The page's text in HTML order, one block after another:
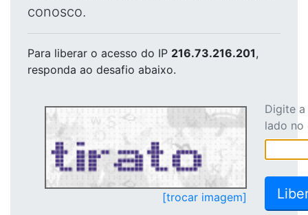
conosco.
Para liberar o acesso do IP 216.73.216.201,
responda ao desafio abaixo.
[trocar imagem]
Digite
lado no